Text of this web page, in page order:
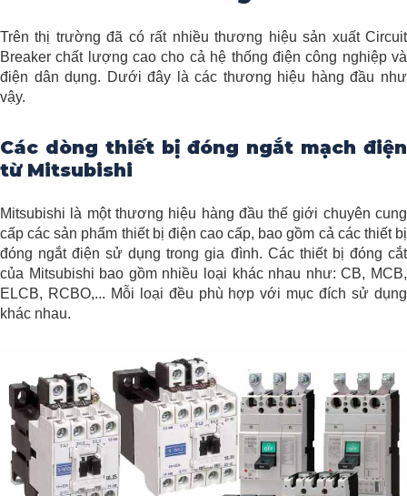
Trên thị trường đã có rất nhiều thương hiệu sản xuất Circuit
Breaker chất lượng cao cho cả hệ thống điện công nghiệp và
điện dân dụng. Dưới đây là các thương hiệu hàng đầu như
vậy.
Các dòng thiết bị đóng ngắt mạch điện
từ Mitsubishi
Mitsubishi là một thương hiệu hàng đầu thế giới chuyên cung
cấp các sản phẩm thiết bị điện cao cấp, bao gồm cả các thiết bị
đóng ngắt điện sử dụng trong gia đình. Các thiết bị đóng cắt
của Mitsubishi bao gồm nhiều loại khác nhau như: CB, MCB,
ELCB, RCBO,... Mỗi loại đều phù hợp với mục đích sử dụng
khác nhau.